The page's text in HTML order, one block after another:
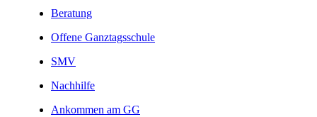
Beratung
Offene Ganztagsschule
SMV
Nachhilfe
Ankommen am GG